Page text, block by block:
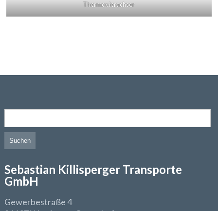
Thermovierachser
Suchen nach:
Sebastian Killisperger Transporte
GmbH
Gewerbestraße 4